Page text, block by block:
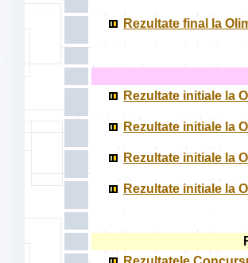
Rezultate final la
Rezultate initiale la
Rezultate initiale la
Rezultate initiale la
Rezultate initiale la